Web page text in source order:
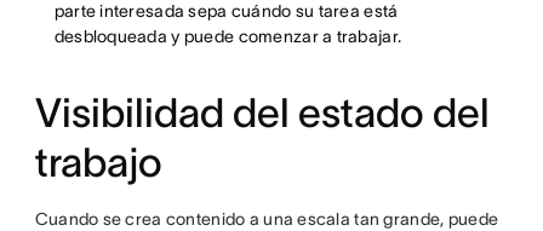
parte interesada sepa cuándo su tarea está
desbloqueada y puede comenzar a trabajar.
Visibilidad del estado del
trabajo
Cuando se crea contenido a una escala tan grande, puede